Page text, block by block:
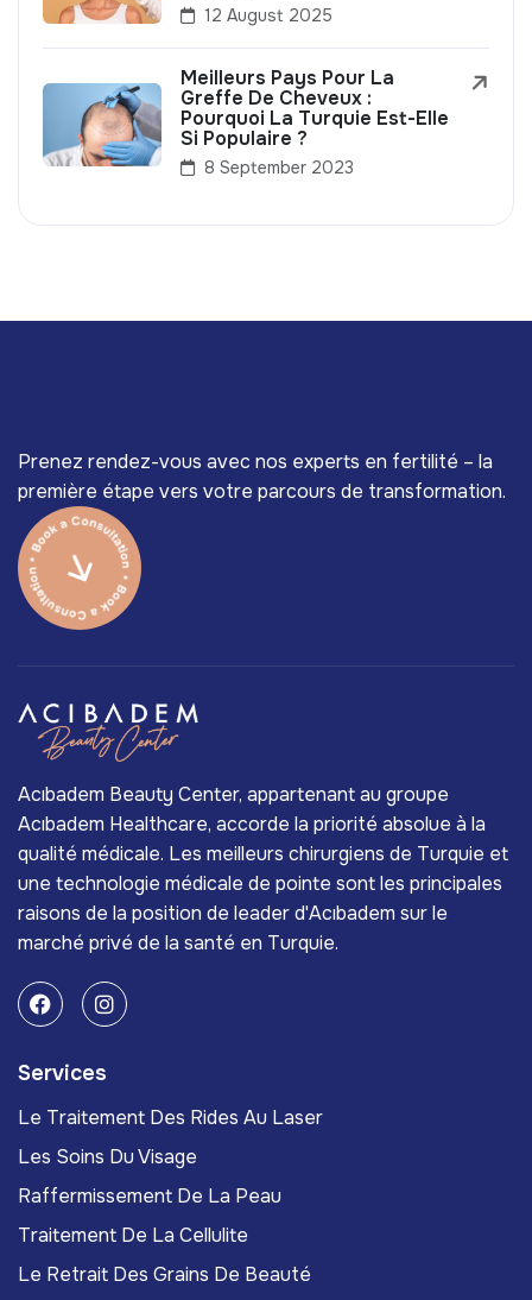
12 August 2025
Meilleurs Pays Pour La
Greffe De Cheveux :
Pourquoi La Turquie Est-Elle
Si Populaire ?
8 September 2023
Prenez rendez-vous avec nos experts en fertilité – la
première étape vers votre parcours de transformation.
Acıbadem Beauty Center, appartenant au groupe
Acıbadem Healthcare, accorde la priorité absolue à la
qualité médicale. Les meilleurs chirurgiens de Turquie et
une technologie médicale de pointe sont les principales
raisons de la position de leader d'Acıbadem sur le
marché privé de la santé en Turquie.
Services
Le Traitement Des Rides Au Laser
Les Soins Du Visage
Raffermissement De La Peau
Traitement De La Cellulite
Le Retrait Des Grains De Beauté